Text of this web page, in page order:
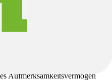
hervorragenden körperlichen
Aufmerksamkeitsvermögen